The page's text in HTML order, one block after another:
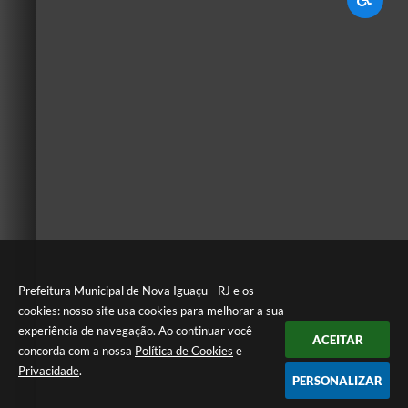
Prefeitura Municipal de Nova Iguaçu - RJ e os
cookies: nosso site usa cookies para melhorar a sua
experiência de navegação. Ao continuar você
concorda com a nossa Política de Cookies e
Privacidade.
ACEITAR
PERSONALIZAR